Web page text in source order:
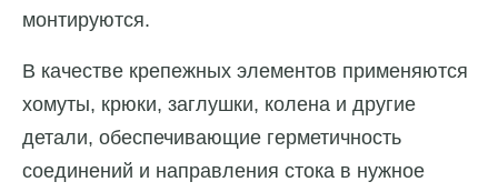
монтируются.
В качестве крепежных элементов применяются
хомуты, крюки, заглушки, колена и другие
детали, обеспечивающие герметичность
соединений и направления стока в нужное